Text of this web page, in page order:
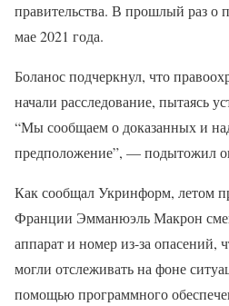
правительства. В прошлый раз о
мае 2021 года.
Боланос подчеркнул, что
начали расследование, пытаясь
“Мы сообщаем о доказанных и
предположение”, — подытожил
Как сообщал Укринформ, летом
Франции Эмманюэль Макрон
аппарат и номер из-за опасений,
могли отслеживать на фоне
помощью программного